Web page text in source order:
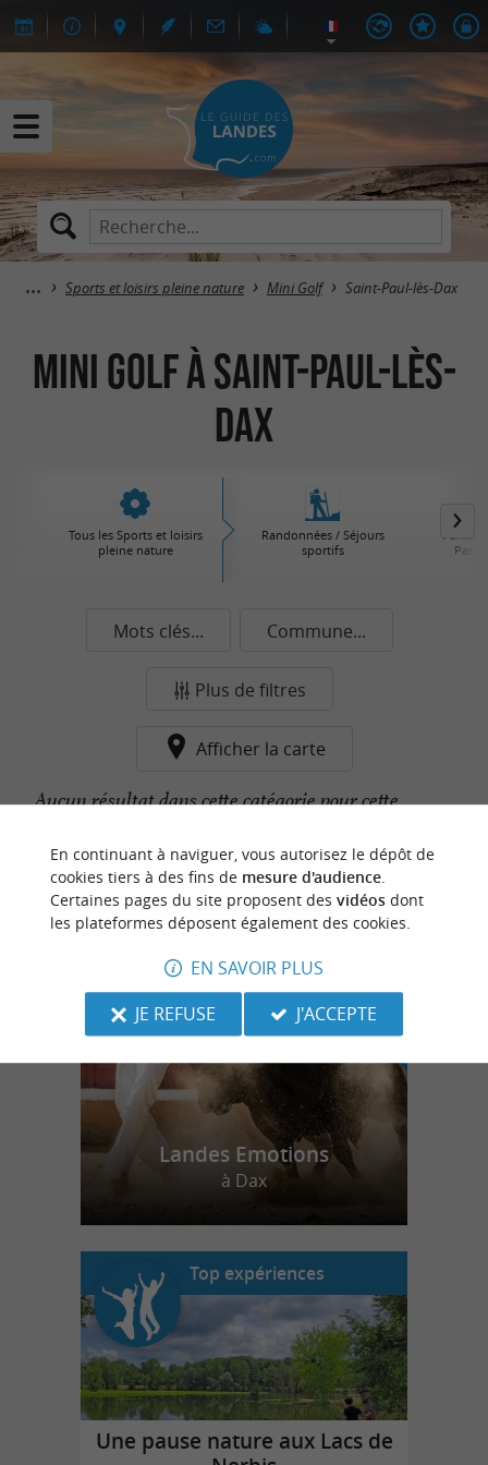
Sports et loisirs pleine nature Mini Golf Saint-Paul-lès-Dax
Mini Golf à Saint-Paul-lès-
Dax
Tous les Sports et loisirs
pleine nature
Randonnées / Séjours
sportifs
Parcs
Mots clés... Commune...
Plus de filtres
Afficher la carte
Aucun résultat dans cette catégorie pour cette
n
o
t
r
e
c
o
u
p
d
e
c
o
e
u
r
Landes Emotions
à Dax
Top expériences
Une pause nature aux Lacs de
En continuant à naviguer, vous autorisez le dépôt de
cookies tiers à des fins de mesure d'audience.
Certaines pages du site proposent des vidéosdont
les plateformes déposent également des cookies.
EN SAVOIR PLUS
JE REFUSE
J'ACCEPTE